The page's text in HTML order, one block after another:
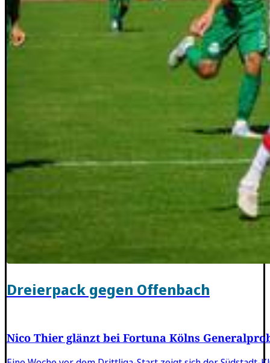
Dreierpack gegen Offenbach
Nico Thier glänzt bei Fortuna Kölns